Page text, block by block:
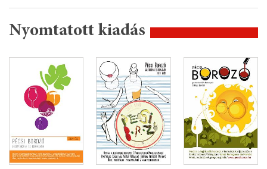
Nyomtatott kiadás